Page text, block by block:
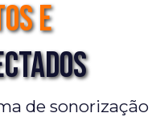
e
de sonorização